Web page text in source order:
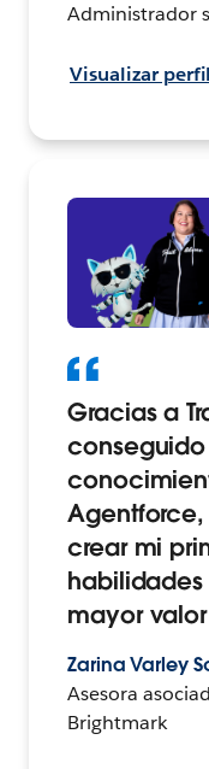
Administrador
Visualizar perfil
Gracias a
crear mi
mayor
Zarina Varley
Asesora
Brightmark